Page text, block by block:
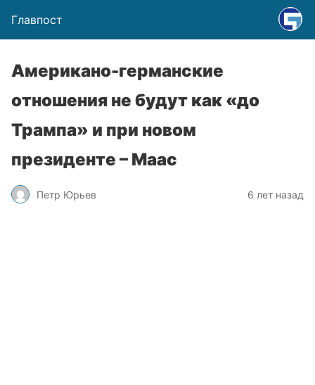
Главпост
Американо-германские
отношения не будут как «до
Трампа» и при новом
президенте – Маас
Петр Юрьев 6 лет назад